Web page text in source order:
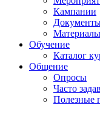
Кампании
Материалы
Обучение
Каталог
Общение
Опросы
Часто
Полезные